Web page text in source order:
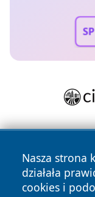
Nasza strona
działała
cookies i